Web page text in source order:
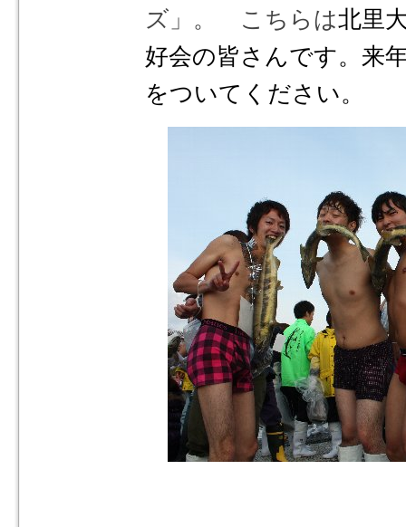
ズ」。 こちらは北里
好会の皆さんです。来
をついてください。